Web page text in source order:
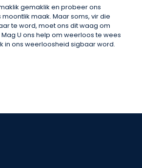
gemaklik en probeer ons
maak. Maar soms, vir die
te word, moet ons dit waag om
U ons help om weerloos te wees
in ons weerloosheid sigbaar word.